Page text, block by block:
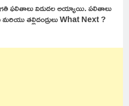
ఫలితాలు విడుదల అయ్యాయి. పలితాలు
మరియు తల్లిదండ్రులు What Next ?